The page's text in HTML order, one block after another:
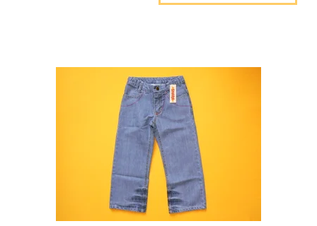
Dívčí jeans rovného střihu s barevným prošíváním
Skladem 1 ks
Shara, ČR